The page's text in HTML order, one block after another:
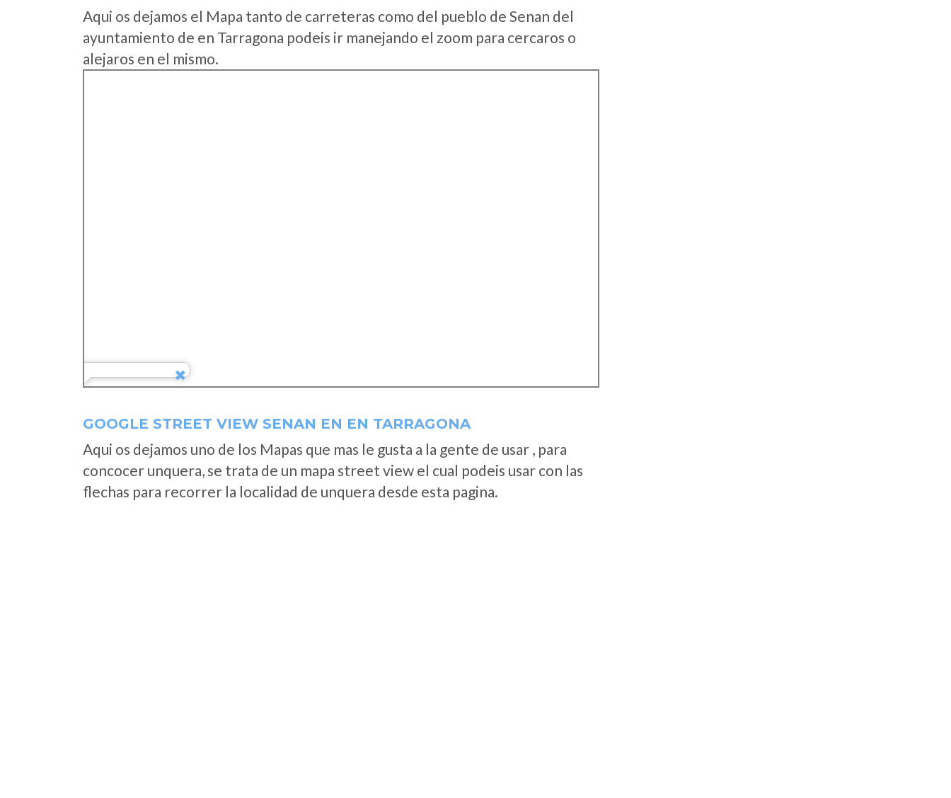
Aqui os dejamos el Mapa tanto de carreteras como del pueblo de Senan del
ayuntamiento de en Tarragona podeis ir manejando el zoom para cercaros o
alejaros en el mismo.
GOOGLE STREET VIEW SENAN EN EN TARRAGONA
Aqui os dejamos uno de los Mapas que mas le gusta a la gente de usar , para
concocer unquera, se trata de un mapa street view el cual podeis usar con las
flechas para recorrer la localidad de unquera desde esta pagina.